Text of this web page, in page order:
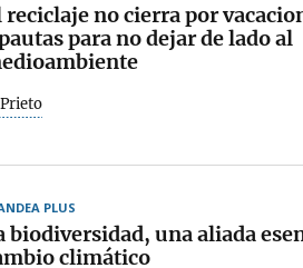
reciclaje no cierra por
para no dejar de lado al
PLUS
biodiversidad, una aliada
climático